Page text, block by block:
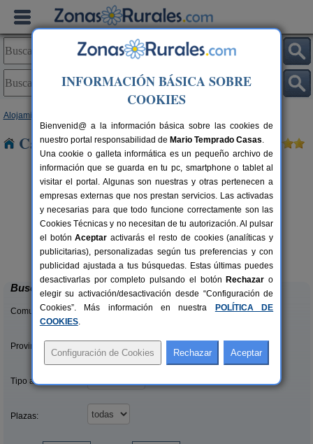
Alojamientos
Casas Rurales cerca de Porqueira
4+2 pers.
desde 30 €
Apartamentos Rurales
Ocombarrizo
Lobios (Ourense)
Buscar
Comunidades:
Provincias/Islas:
Tipo alquiler:
Plazas:
INFORMACIÓN BÁSICA SOBRE
COOKIES
Bienvenid@ a la información básica sobre las cookies de
nuestro portal responsabilidad de Mario Temprado Casas.
Una cookie o galleta informática es un pequeño archivo de
información que se guarda en tu pc, smartphone o tablet al
visitar el portal. Algunas son nuestras y otras pertenecen a
empresas externas que nos prestan servicios. Las activadas
y necesarias para que todo funcione correctamente son las
Cookies Técnicas y no necesitan de tu autorización. Al pulsar
el botónAceptar activarás el resto de cookies (analíticas y
publicitarias), personalizadas según tus preferencias y con
publicidad ajustada a tus búsquedas. Estas últimas puedes
desactivarlas por completo pulsando el botón Rechazar o
elegir su activación/desactivación desde “Configuración de
Cookies”. Más información en nuestra
POLÍTICA DE
COOKIES.